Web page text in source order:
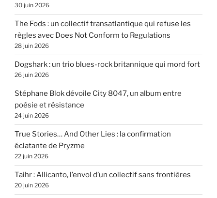
30 juin 2026
The Fods : un collectif transatlantique qui refuse les
règles avec Does Not Conform to Regulations
28 juin 2026
Dogshark : un trio blues-rock britannique qui mord fort
26 juin 2026
Stéphane Blok dévoile City 8047, un album entre
poésie et résistance
24 juin 2026
True Stories… And Other Lies : la confirmation
éclatante de Pryzme
22 juin 2026
Taihr : Allicanto, l’envol d’un collectif sans frontières
20 juin 2026